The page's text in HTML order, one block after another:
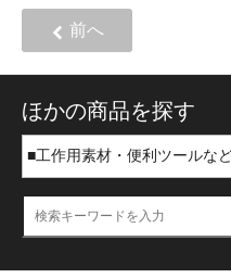
前へ
ほかの商品を探す